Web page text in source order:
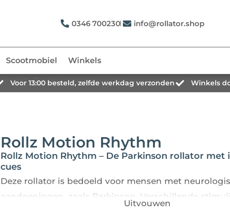
0346 700230 info@rollator.shop
Scootmobiel Winkels
Voor 13:00 besteld, zelfde werkdag verzonden Winkels
Rollz Motion Rhythm
Rollz Motion Rhythm – De Parkinson rollator met
cues
Deze rollator is bedoeld voor mensen met
aandoeningen, zoals Parkinson. Verschillende
Uitvouwen